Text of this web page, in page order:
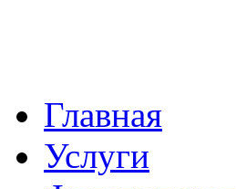
Главная
Услуги